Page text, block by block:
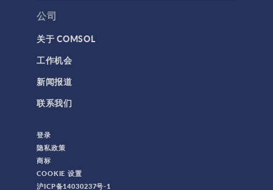
公司
关于 COMSOL
工作机会
新闻报道
联系我们
登录
隐私政策
商标
COOKIE 设置
沪ICP备14030237号-1